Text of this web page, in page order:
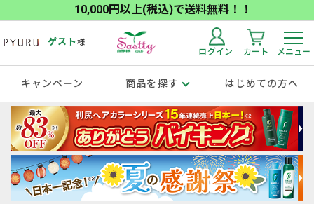
10,000円以上(税込)で送料無料！！
ゲスト様
ログイン カート メニュー
キャンペーン 商品を探す はじめての方へ